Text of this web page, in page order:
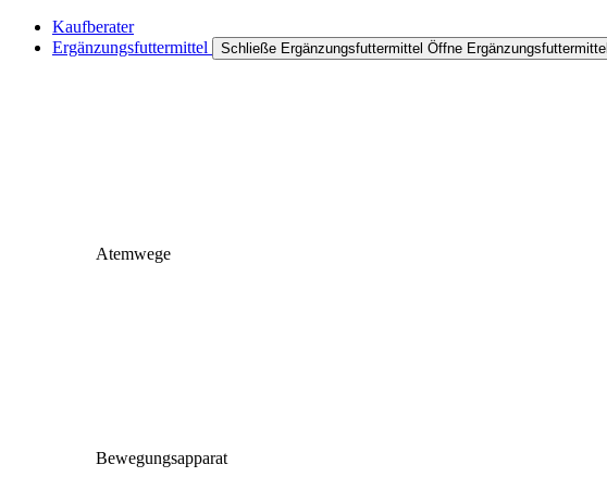
Kaufberater
Ergänzungsfuttermittel
Schließe Ergänzungsfuttermittel Öffne Ergänzungsfuttermittel
Atemwege
Bewegungsapparat